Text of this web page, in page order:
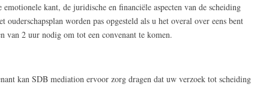
kant, de juridische en financiële aspecten van de scheiding
worden pas opgesteld als u het overal over eens bent
van 2 uur nodig om tot een convenant te komen.
kan SDB mediation ervoor zorg dragen dat uw verzoek tot scheiding